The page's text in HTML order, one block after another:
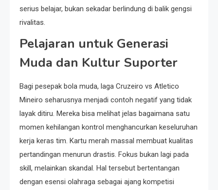
serius belajar, bukan sekadar berlindung di balik gengsi
rivalitas.
Pelajaran untuk Generasi
Muda dan Kultur Suporter
Bagi pesepak bola muda, laga Cruzeiro vs Atletico
Mineiro seharusnya menjadi contoh negatif yang tidak
layak ditiru. Mereka bisa melihat jelas bagaimana satu
momen kehilangan kontrol menghancurkan keseluruhan
kerja keras tim. Kartu merah massal membuat kualitas
pertandingan menurun drastis. Fokus bukan lagi pada
skill, melainkan skandal. Hal tersebut bertentangan
dengan esensi olahraga sebagai ajang kompetisi